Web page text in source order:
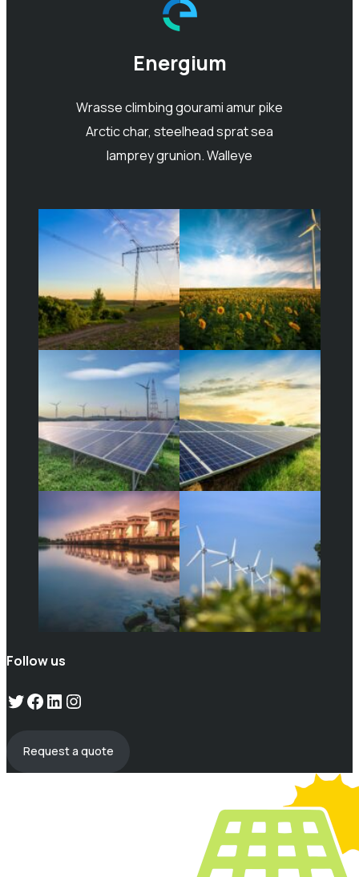
Energium
Wrasse climbing gourami amur pike
Arctic char, steelhead sprat sea
lamprey grunion. Walleye
Follow us
Twitter
Facebook
LinkedIn
Instagram
Request a quote